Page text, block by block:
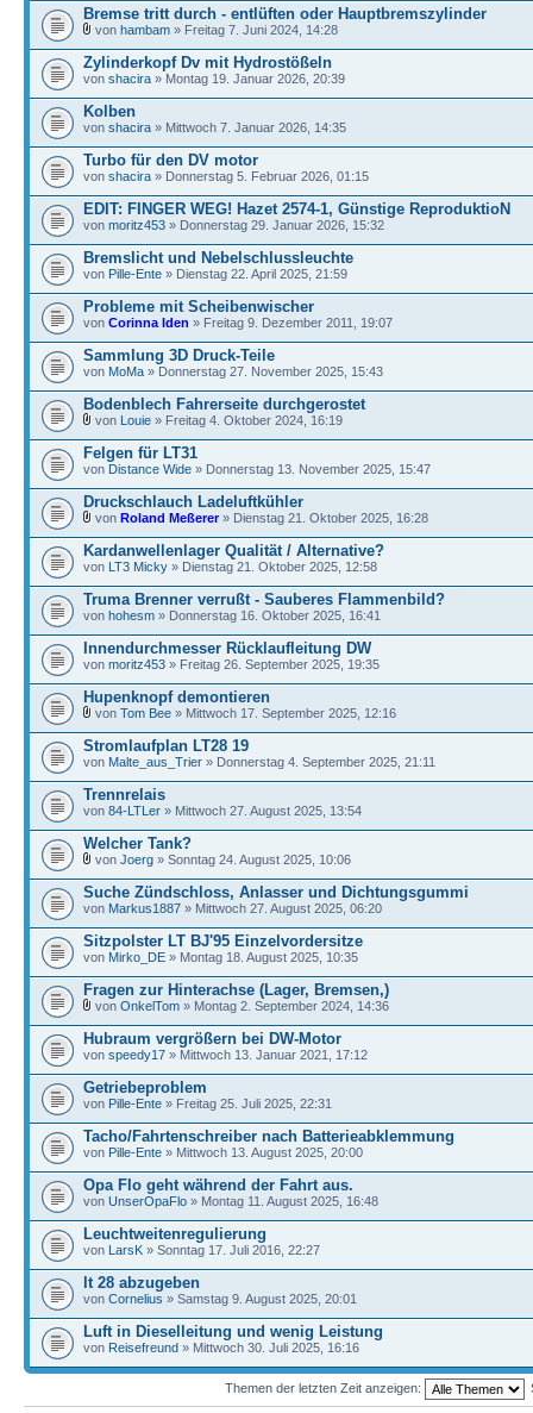
Bremse tritt durch - entlüften oder Hauptbremszylinder
von hambam » Freitag 7. Juni 2024, 14:28
Zylinderkopf Dv mit Hydrostößeln
von shacira » Montag 19. Januar 2026, 20:39
Kolben
von shacira » Mittwoch 7. Januar 2026, 14:35
Turbo für den DV motor
von shacira » Donnerstag 5. Februar 2026, 01:15
EDIT: FINGER WEG! Hazet 2574-1, Günstige ReproduktioN
von moritz453 » Donnerstag 29. Januar 2026, 15:32
Bremslicht und Nebelschlussleuchte
von Pille-Ente » Dienstag 22. April 2025, 21:59
Probleme mit Scheibenwischer
von Corinna Iden » Freitag 9. Dezember 2011, 19:07
Sammlung 3D Druck-Teile
von MoMa » Donnerstag 27. November 2025, 15:43
Bodenblech Fahrerseite durchgerostet
von Louie » Freitag 4. Oktober 2024, 16:19
Felgen für LT31
von Distance Wide » Donnerstag 13. November 2025, 15:47
Druckschlauch Ladeluftkühler
von Roland Meßerer» Dienstag 21. Oktober 2025, 16:28
Kardanwellenlager Qualität / Alternative?
von LT3 Micky » Dienstag 21. Oktober 2025, 12:58
Truma Brenner verrußt - Sauberes Flammenbild?
von hohesm » Donnerstag 16. Oktober 2025, 16:41
Innendurchmesser Rücklaufleitung DW
von moritz453 » Freitag 26. September 2025, 19:35
Hupenknopf demontieren
von Tom Bee » Mittwoch 17. September 2025, 12:16
Stromlaufplan LT28 19
von Malte_aus_Trier » Donnerstag 4. September 2025, 21:11
Trennrelais
von 84-LTLer » Mittwoch 27. August 2025, 13:54
Welcher Tank?
von Joerg » Sonntag 24. August 2025, 10:06
Suche Zündschloss, Anlasser und Dichtungsgummi
von Markus1887 » Mittwoch 27. August 2025, 06:20
Sitzpolster LT BJ'95 Einzelvordersitze
von Mirko_DE » Montag 18. August 2025, 10:35
Fragen zur Hinterachse (Lager, Bremsen,)
von OnkelTom » Montag 2. September 2024, 14:36
Hubraum vergrößern bei DW-Motor
von speedy17 » Mittwoch 13. Januar 2021, 17:12
Getriebeproblem
von Pille-Ente » Freitag 25. Juli 2025, 22:31
Tacho/Fahrtenschreiber nach Batterieabklemmung
von Pille-Ente » Mittwoch 13. August 2025, 20:00
Opa Flo geht während der Fahrt aus.
von UnserOpaFlo » Montag 11. August 2025, 16:48
Leuchtweitenregulierung
von LarsK » Sonntag 17. Juli 2016, 22:27
lt 28 abzugeben
von Cornelius » Samstag 9. August 2025, 20:01
Luft in Dieselleitung und wenig Leistung
von Reisefreund » Mittwoch 30. Juli 2025, 16:16
Themen der letzten Zeit anzeigen: